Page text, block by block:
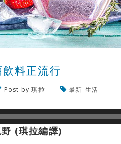
料正流行
Post by琪拉 最新 生活
(琪拉編譯)